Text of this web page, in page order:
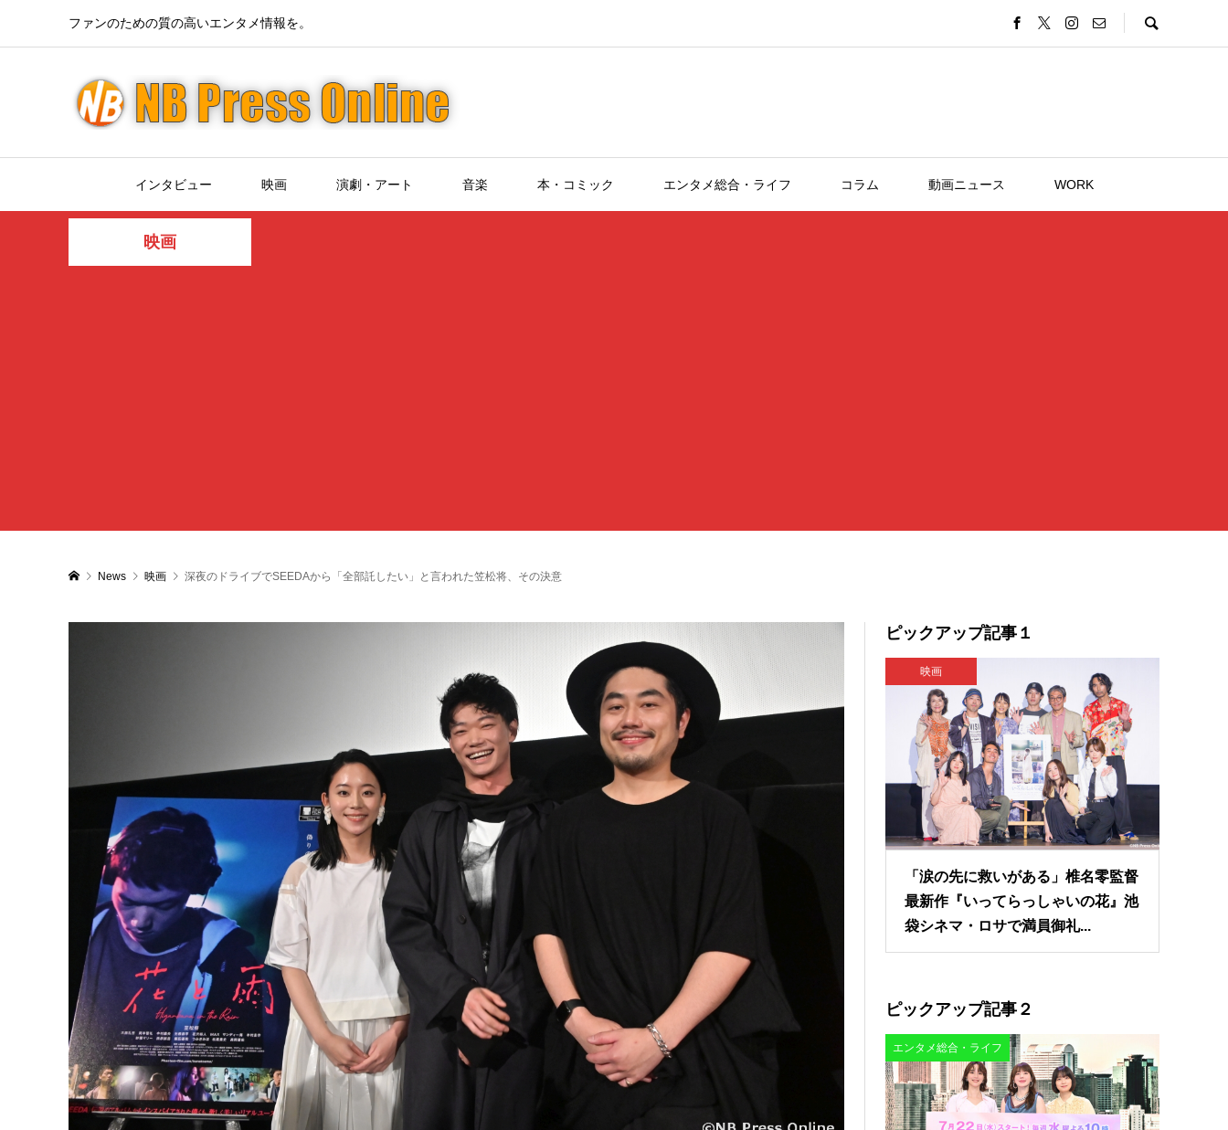
ファンのための質の高いエンタメ情報を。
インタビュー 映画 演劇・アート 音楽 本・コミック エンタメ総合・ライフ コラム 動画ニュース WORK
映画
News 映画 深夜のドライブでSEEDAから「全部託したい」と言われた笠松将、その決意
ピックアップ記事１
映画
「涙の先に救いがある」椎名零監督
最新作『いってらっしゃいの花』池
袋シネマ・ロサで満員御礼...
ピックアップ記事２
エンタメ総合・ライフ